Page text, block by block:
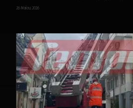
26 Μαΐου, 2026